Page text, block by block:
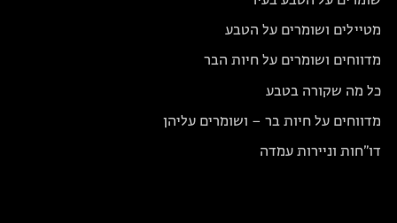
מטיילים ושומרים על הטבע
מדווחים ושומרים על חיות הבר
כל מה שקורה בטבע
מדווחים על חיות בר – ושומרים עליהן
דו״חות וניירות עמדה